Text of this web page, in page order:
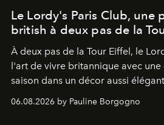
Le Lordy's Paris Club, une
british à deux pas de la
À deux pas de la Tour Eiffel, le
l'art de vivre britannique avec
saison dans un décor aussi
06.08.2026 by Pauline Borgogno